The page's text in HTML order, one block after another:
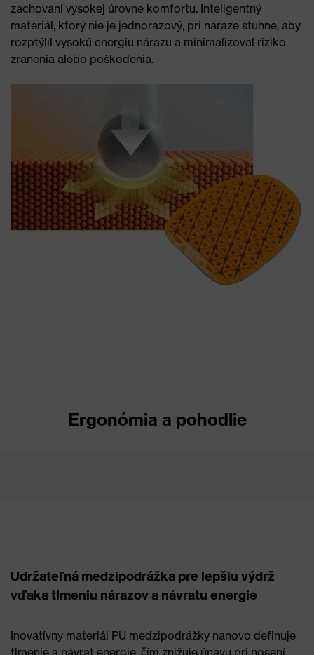
zachovaní vysokej úrovne komfortu. Inteligentný
materiál, ktorý nie je jednorazový, pri náraze stuhne, aby
rozptýlil vysokú energiu nárazu a minimalizoval riziko
zranenia alebo poškodenia.
Ergonómia a pohodlie
Udržateľná medzipodrážka pre lepšiu výdrž
vďaka tlmeniu nárazov a návratu energie
Inovatívny materiál PU medzipodrážky nanovo definuje